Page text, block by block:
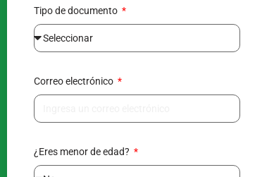
Tipo de documento
Correo electrónico
¿Eres menor de edad?